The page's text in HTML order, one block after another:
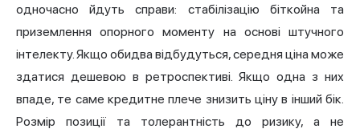
одночасно йдуть справи: стабілізацію біткойна та
приземлення опорного моменту на основі штучного
інтелекту. Якщо обидва відбудуться, середня ціна може
здатися дешевою в ретроспективі. Якщо одна з них
впаде, те саме кредитне плече знизить ціну в інший бік.
Розмір позиції та толерантність до ризику, а не